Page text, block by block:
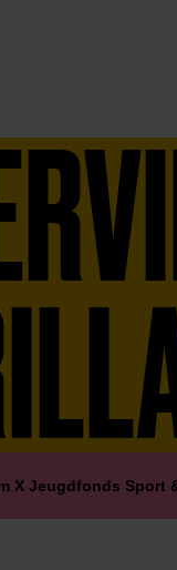
X Jeugdfonds Sport